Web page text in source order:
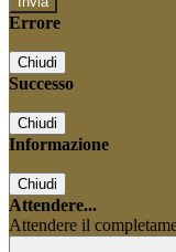
Errore
Chiudi
Successo
Chiudi
Informazione
Chiudi
Attendere...
Attendere il